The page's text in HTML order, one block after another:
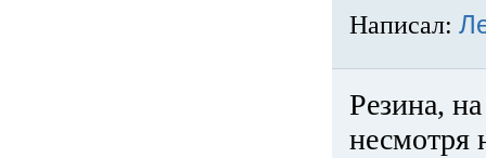
Написал:
Резина,
несмотря